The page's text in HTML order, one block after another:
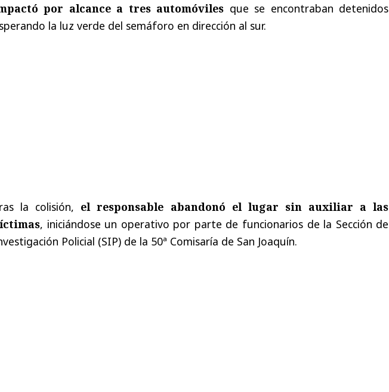
por alcance a tres automóviles que se encontraban detenidos
la luz verde del semáforo en dirección al sur.
la colisión, el responsable abandonó el lugar sin auxiliar a las
, iniciándose un operativo por parte de funcionarios de la Sección de
Policial (SIP) de la 50ª Comisaría de San Joaquín.